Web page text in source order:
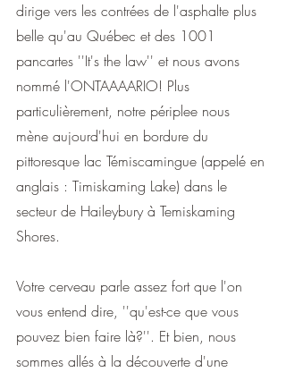
dirige vers les contrées de l'asphalte plus
belle qu'au Québec et des 1001
pancartes ''It's the law'' et nous avons
nommé l'ONTAAAARIO! Plus
particulièrement, notre périplee nous
mène aujourd'hui en bordure du
pittoresque lac Témiscamingue (appelé en
anglais : Timiskaming Lake) dans le
secteur de Haileybury à Temiskaming
Shores.
Votre cerveau parle assez fort que l'on
vous entend dire, ''qu'est-ce que vous
pouvez bien faire là?''. Et bien, nous
sommes allés à la découverte d'une